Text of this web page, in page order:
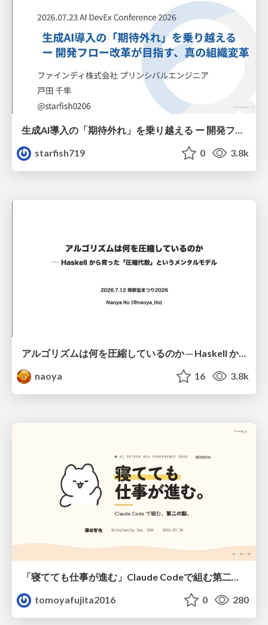
生成AI導入の「期待外れ」を乗り越える ー 開発フロー改革が目指す、真の組織変革
starfish719
0 3.8k
アルゴリズムは何を圧縮しているのか ─ Haskell から育った「圧縮代数」というメンタルモデル
naoya
16 3.8k
tomoyafujita2016
0 280